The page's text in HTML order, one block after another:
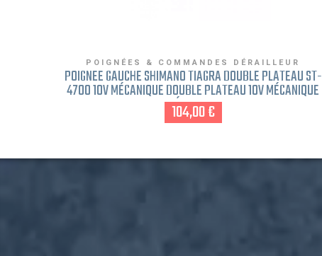
POIGNÉES & COMMANDES DÉRAILLEUR
POIGNÉE GAUCHE SHIMANO TIAGRA DOUBLE PLATEAU ST-
4700 10V MÉCANIQUE DOUBLE PLATEAU 10V MÉCANIQUE
DOUBLE PLATEAU 10V MÉCANIQUE DOUBLE PLATEAU 10V
MÉCANIQUE DOUBLE PLATEAU
104,00 €